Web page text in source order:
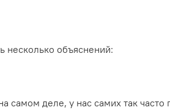
объяснений:
самом деле, у нас самих так часто